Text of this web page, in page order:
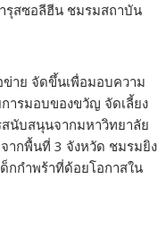
รุสซอลีฮีน ชมรมสถาบัน
ข่าย จัดขึ้นเพื่อมอบความ
ารมอบของขวัญ จัดเลี้ยง
นับสนุนจากมหาวิทยาลัย
ากพื้นที่ 3 จังหวัด ชมรมยิง
กกำพร้าที่ด้อยโอกาสใน